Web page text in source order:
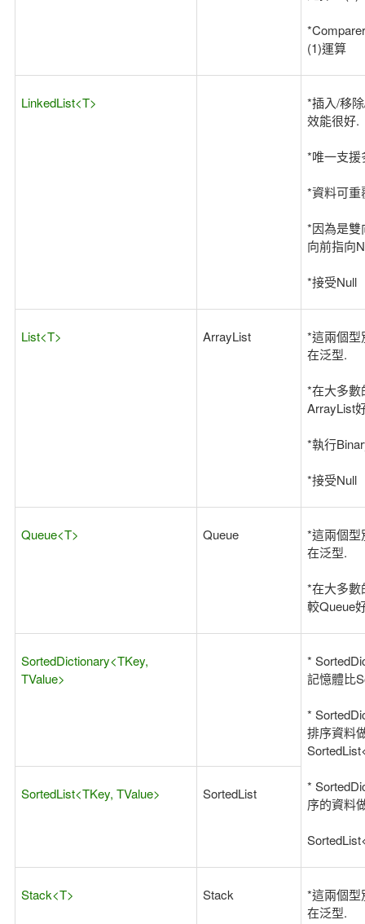
(1)運算
LinkedList<T>
*插入/移
效能很好.
*唯一支援
*資料可重
*因為是雙
向前指向
*接受Null
List<T> ArrayList
*這兩個型
在泛型.
*在大多數
ArrayList
*執行
*接受Null
Queue<T> Queue
*這兩個型
在泛型.
*在大多數
較Queue
SortedDictionary<TKey,
TValue>
*
記憶體比
*
排序資料
*
序的資料
SortedList<TKey, TValue> SortedList
Stack<T> Stack
*這兩個型
在泛型.